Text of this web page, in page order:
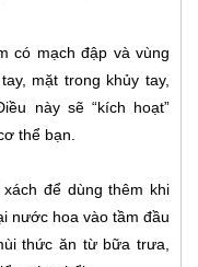
có mạch đập và vùng
mặt trong khủy tay,
này sẽ “kích hoạt”
thể bạn.
để dùng thêm khi
nước hoa vào tầm đầu
thức ăn từ bữa trưa,